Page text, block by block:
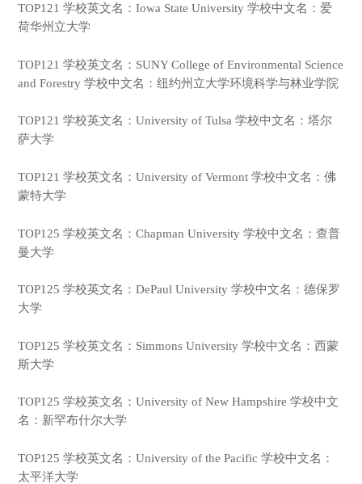
TOP121 学校英文名：Iowa State University 学校中文名：爱
荷华州立大学
TOP121 学校英文名：SUNY College of Environmental Science
and Forestry 学校中文名：纽约州立大学环境科学与林业学院
TOP121 学校英文名：University of Tulsa 学校中文名：塔尔
萨大学
TOP121 学校英文名：University of Vermont 学校中文名：佛
蒙特大学
TOP125 学校英文名：Chapman University 学校中文名：查普
曼大学
TOP125 学校英文名：DePaul University 学校中文名：德保罗
大学
TOP125 学校英文名：Simmons University 学校中文名：西蒙
斯大学
TOP125 学校英文名：University of New Hampshire 学校中文
名：新罕布什尔大学
TOP125 学校英文名：University of the Pacific 学校中文名：
太平洋大学